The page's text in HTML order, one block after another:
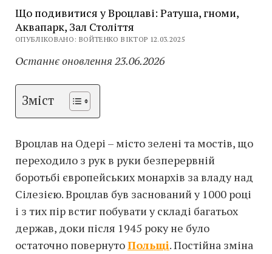
Що подивитися у Вроцлаві: Ратуша, гноми,
Аквапарк, Зал Століття
ОПУБЛІКОВАНО: ВОЙТЕНКО ВІКТОР 12.03.2025
Останнє оновлення 23.06.2026
Зміст
Вроцлав на Одері – місто зелені та мостів, що
переходило з рук в руки безперервній
боротьбі європейських монархів за владу над
Сілезією. Вроцлав був заснований у 1000 році
і з тих пір встиг побувати у складі багатьох
держав, доки після 1945 року не було
остаточно повернутоПольщі. Постійна зміна